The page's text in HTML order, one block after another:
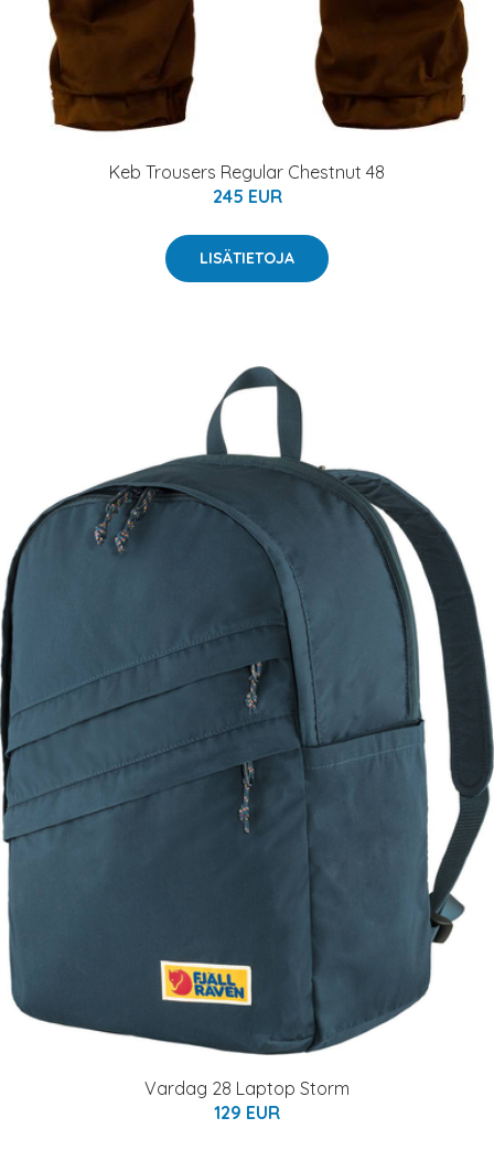
Keb Trousers Regular Chestnut 48
245 EUR
LISÄTIETOJA
Vardag 28 Laptop Storm
129 EUR